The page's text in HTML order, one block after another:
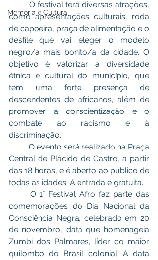
Memória e Cultura
como apresentações culturais, roda
de capoeira, praça de alimentação e o
desfile que vai eleger o modelo
negro/a mais bonito/a da cidade. O
objetivo é valorizar a diversidade
étnica e cultural do município, que
tem uma forte presença de
descendentes de africanos, além de
promover a conscientização e o
combate ao racismo e à
discriminação.
Central de Plácido de Castro, a partir
das 18 horas, e é aberto ao público de
todas as idades. A entrada é gratuita..
	O 1° Festival Afro faz parte das
comemorações do Dia Nacional da
Consciência Negra, celebrado em 20
de novembro, data que homenageia
Zumbi dos Palmares, líder do maior
quilombo do Brasil colonial. A data